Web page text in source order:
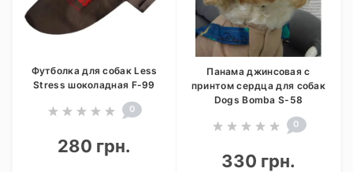
Футболка для собак Less
Stress шоколадная F-99
0
280 грн.
Панама джинсовая с
принтом сердца для собак
Dogs Bomba S-58
0
330 грн.